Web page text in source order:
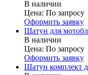
В наличии
Цена: По запросу
Оформить заявку
Шатун для
В наличии
Цена: По запросу
Оформить заявку
Шатун комплект